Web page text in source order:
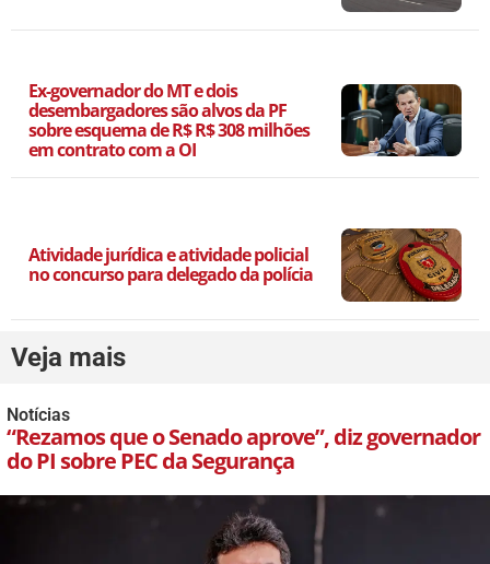
Ex-governador do MT e dois
desembargadores são alvos da PF
sobre esquema de R$ R$ 308 milhões
em contrato com a OI
Atividade jurídica e atividade policial
no concurso para delegado da polícia
Veja mais
Notícias
“Rezamos que o Senado aprove”, diz governador
do PI sobre PEC da Segurança